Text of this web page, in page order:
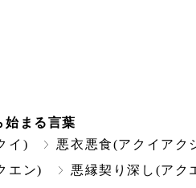
始まる言葉
イ)
悪衣悪食(アクイアク
エン)
悪縁契り深し(アク